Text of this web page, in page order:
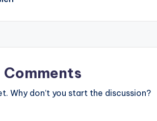
Comments
Why don’t you start the discussion?